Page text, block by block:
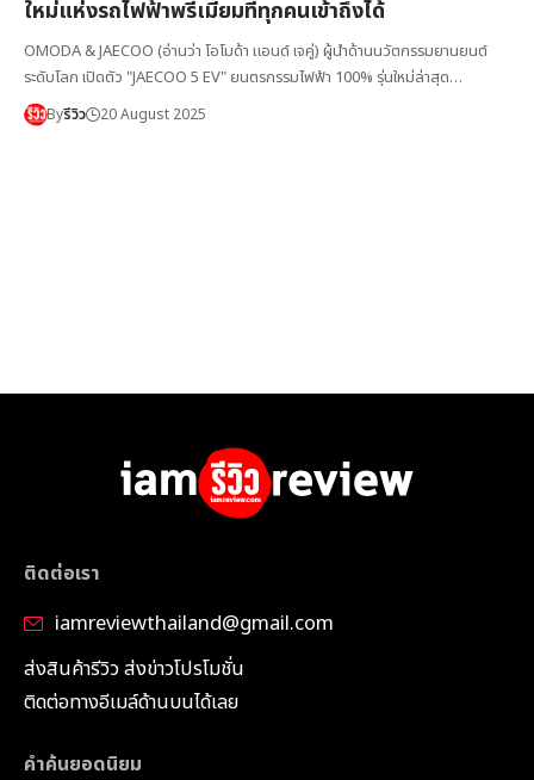
ใหม่แห่งรถไฟฟ้าพรีเมียมที่ทุกคนเข้าถึงได้
OMODA & JAECOO (อ่านว่า โอโมด้า แอนด์ เจคู่) ผู้นำด้านนวัตกรรมยานยนต์
ระดับโลก เปิดตัว "JAECOO 5 EV" ยนตรกรรมไฟฟ้า 100% รุ่นใหม่ล่าสุด…
Byรีวิว 20 August 2025
ติดต่อเรา
iamreviewthailand@gmail.com
ส่งสินค้ารีวิว ส่งข่าวโปรโมชั่น
ติดต่อทางอีเมล์ด้านบนได้เลย
คำค้นยอดนิยม